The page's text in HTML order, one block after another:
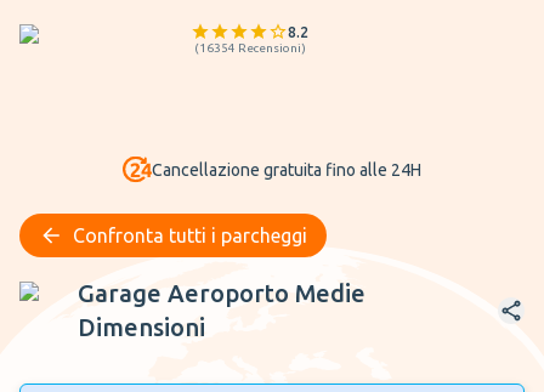
8.2
(16354 Recensioni)
Cancellazione gratuita fino alle 24H
Confronta tutti i parcheggi
Garage Aeroporto Medie Dimensioni
Garage Aeroporto Medie
Dimensioni